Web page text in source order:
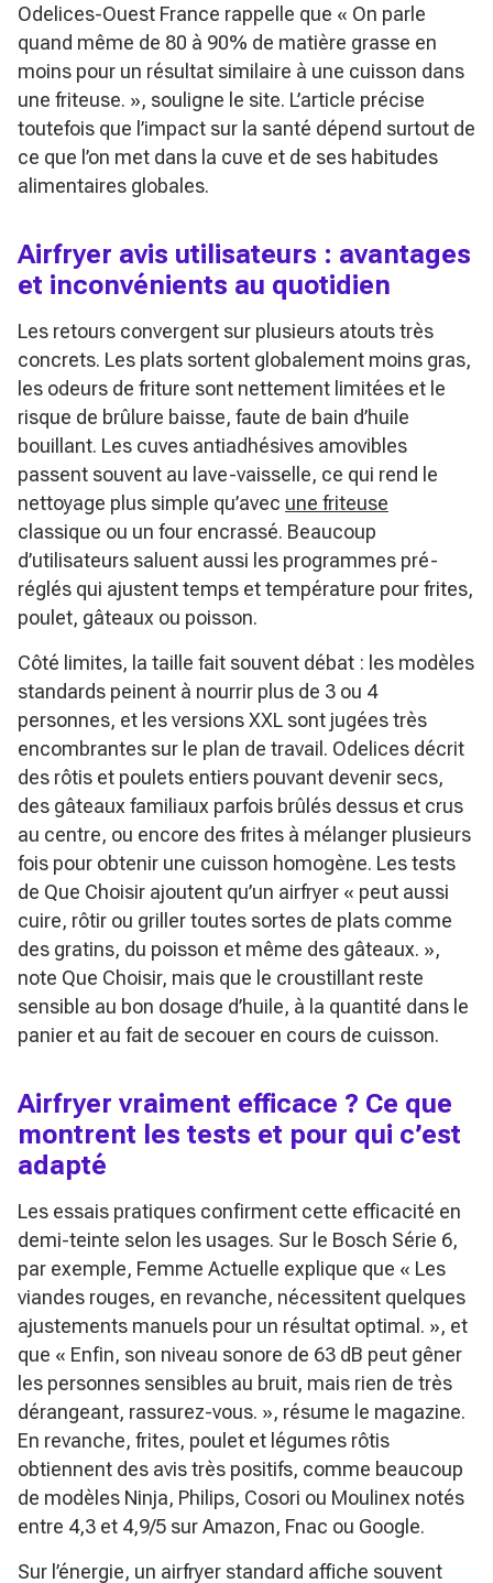
Odelices-Ouest France rappelle que « On parle
quand même de 80 à 90% de matière grasse en
moins pour un résultat similaire à une cuisson dans
une friteuse. », souligne le site. L’article précise
toutefois que l’impact sur la santé dépend surtout de
ce que l’on met dans la cuve et de ses habitudes
alimentaires globales.
Airfryer avis utilisateurs : avantages
et inconvénients au quotidien
Les retours convergent sur plusieurs atouts très
concrets. Les plats sortent globalement moins gras,
les odeurs de friture sont nettement limitées et le
risque de brûlure baisse, faute de bain d’huile
bouillant. Les cuves antiadhésives amovibles
passent souvent au lave-vaisselle, ce qui rend le
nettoyage plus simple qu’avec une friteuse
classique ou un four encrassé. Beaucoup
d’utilisateurs saluent aussi les programmes pré-
réglés qui ajustent temps et température pour frites,
poulet, gâteaux ou poisson.
Côté limites, la taille fait souvent débat : les modèles
standards peinent à nourrir plus de 3 ou 4
personnes, et les versions XXL sont jugées très
encombrantes sur le plan de travail. Odelices décrit
des rôtis et poulets entiers pouvant devenir secs,
des gâteaux familiaux parfois brûlés dessus et crus
au centre, ou encore des frites à mélanger plusieurs
fois pour obtenir une cuisson homogène. Les tests
de Que Choisir ajoutent qu’un airfryer « peut aussi
cuire, rôtir ou griller toutes sortes de plats comme
des gratins, du poisson et même des gâteaux. »,
note Que Choisir, mais que le croustillant reste
sensible au bon dosage d’huile, à la quantité dans le
panier et au fait de secouer en cours de cuisson.
Airfryer vraiment efficace ? Ce que
montrent les tests et pour qui c’est
adapté
Les essais pratiques confirment cette efficacité en
demi-teinte selon les usages. Sur le Bosch Série 6,
par exemple, Femme Actuelle explique que « Les
viandes rouges, en revanche, nécessitent quelques
ajustements manuels pour un résultat optimal. », et
que « Enfin, son niveau sonore de 63 dB peut gêner
les personnes sensibles au bruit, mais rien de très
dérangeant, rassurez-vous. », résume le magazine.
En revanche, frites, poulet et légumes rôtis
obtiennent des avis très positifs, comme beaucoup
de modèles Ninja, Philips, Cosori ou Moulinex notés
entre 4,3 et 4,9/5 sur Amazon, Fnac ou Google.
Sur l’énergie, un airfryer standard affiche souvent